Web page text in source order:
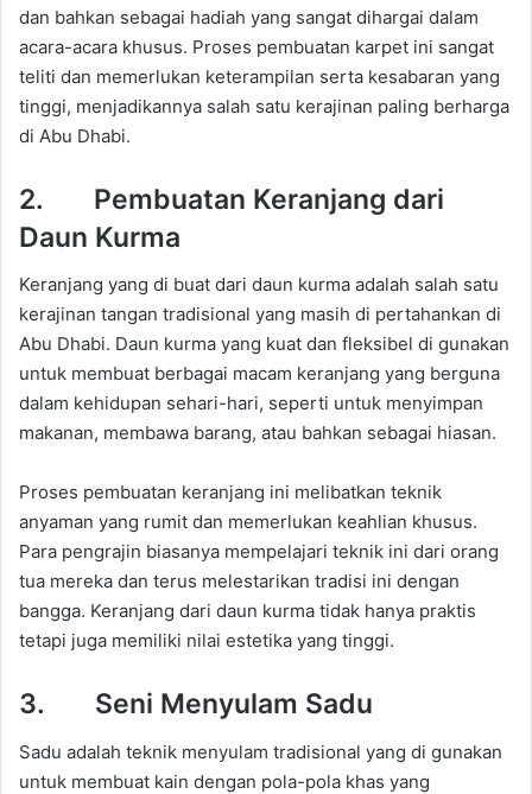
dan bahkan sebagai hadiah yang sangat dihargai dalam
acara-acara khusus. Proses pembuatan karpet ini sangat
teliti dan memerlukan keterampilan serta kesabaran yang
tinggi, menjadikannya salah satu kerajinan paling berharga
di Abu Dhabi.
2. Pembuatan Keranjang dari
Daun Kurma
Keranjang yang di buat dari daun kurma adalah salah satu
kerajinan tangan tradisional yang masih di pertahankan di
Abu Dhabi. Daun kurma yang kuat dan fleksibel di gunakan
untuk membuat berbagai macam keranjang yang berguna
dalam kehidupan sehari-hari, seperti untuk menyimpan
makanan, membawa barang, atau bahkan sebagai hiasan.
Proses pembuatan keranjang ini melibatkan teknik
anyaman yang rumit dan memerlukan keahlian khusus.
Para pengrajin biasanya mempelajari teknik ini dari orang
tua mereka dan terus melestarikan tradisi ini dengan
bangga. Keranjang dari daun kurma tidak hanya praktis
tetapi juga memiliki nilai estetika yang tinggi.
3. Seni Menyulam Sadu
Sadu adalah teknik menyulam tradisional yang di gunakan
untuk membuat kain dengan pola-pola khas yang